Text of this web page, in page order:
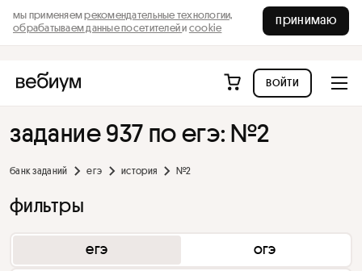
мы применяемрекомендательные технологии,
обрабатываем данные посетителейи cookie
принимаю
войти
задание 937 по егэ: №2
банк заданий егэ история №2
фильтры
егэ огэ